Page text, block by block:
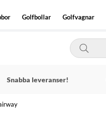
Golfbollar Golfvagnar
Snabba leveranser!